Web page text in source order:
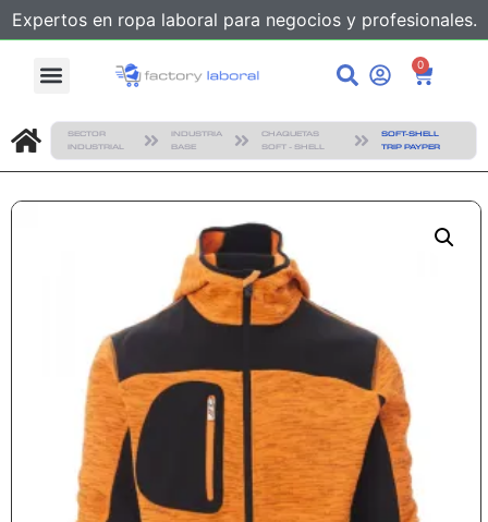
Expertos en ropa laboral para negocios y profesionales.
0
SECTOR
INDUSTRIAL
INDUSTRIA
BASE
CHAQUETAS
SOFT - SHELL
SOFT-SHELL
TRIP PAYPER